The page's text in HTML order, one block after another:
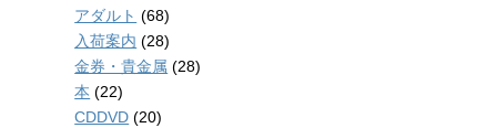
アダルト (68)
入荷案内 (28)
金券・貴金属 (28)
本 (22)
CDDVD (20)